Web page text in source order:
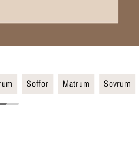
Soffor Matrum Sovrum